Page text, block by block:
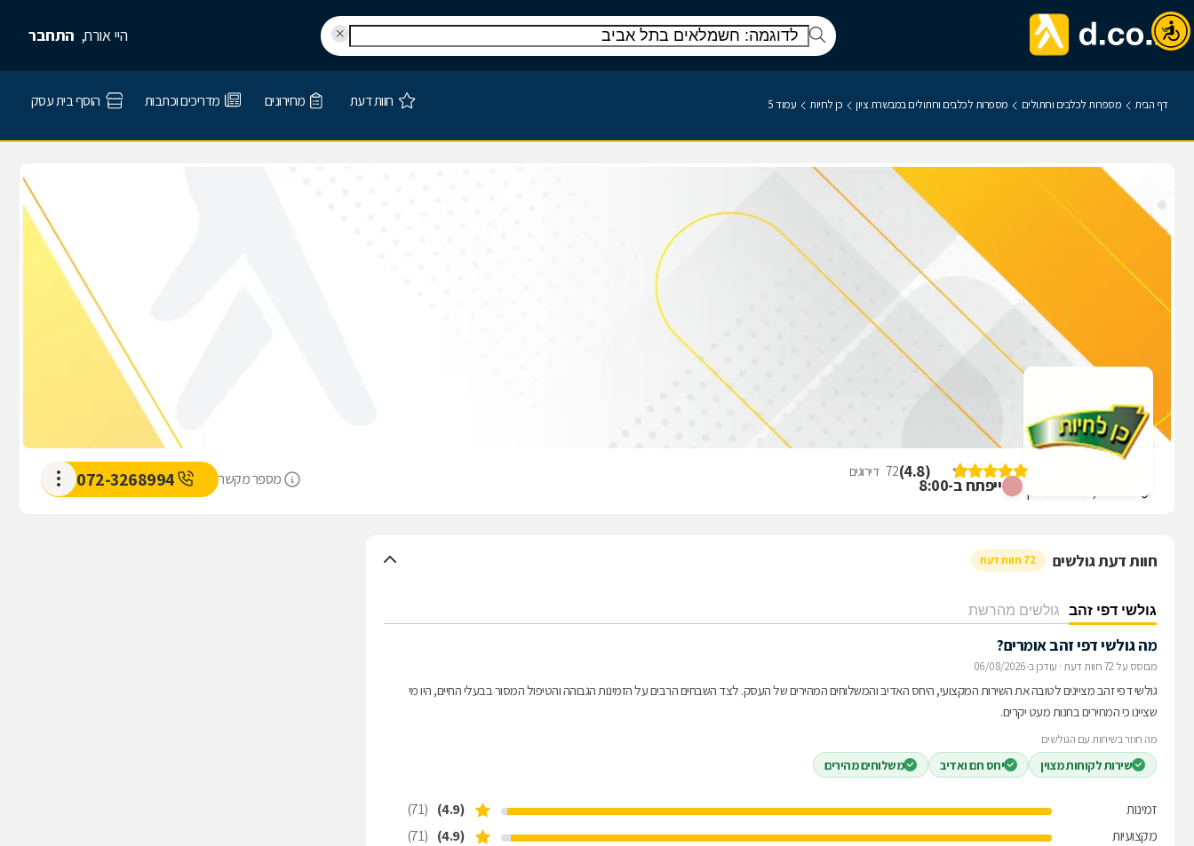
היי אורח, התחבר
דף הבית מספרות לכלבים וחתולים מספרות לכלבים וחתולים במבשרת ציון כן לחיות עמוד 5 חוות דעת מחירונים מדריכים וכתבות הוסף בית עסק
ייפתח ב-8:00
(
4.8
)
72 דירוגים מספר מקשר 072-3268994
חוות דעת גולשים 72 חוות דעת
גולשי דפי זהב גולשים מהרשת
מה גולשי דפי זהב אומרים?
מבוסס על 72 חוות דעת · עודכן ב-06/08/2026
גולשי דפי זהב מציינים לטובה את השירות המקצועי, היחס האדיב והמשלוחים המהירים של העסק. לצד השבחים הרבים על הזמינות הגבוהה והטיפול המסור בבעלי החיים, היו מי
שציינו כי המחירים בחנות מעט יקרים.
מה חוזר בשיחות עם הגולשים
שירות לקוחות מצוין יחס חם ואדיב משלוחים מהירים
זמינות (4.9)
(71)
מקצועיות
(4.9)
(71)